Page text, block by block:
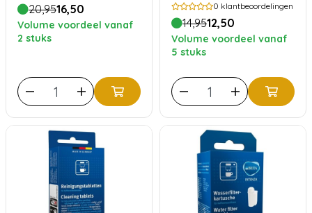
20,9516,50
Volume voordeel vanaf
2 stuks
0 klantbeoordelingen
14,9512,50
Volume voordeel vanaf
5 stuks